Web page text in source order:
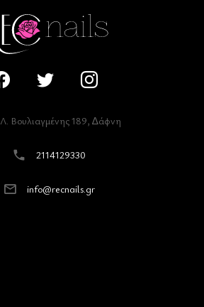
Λ. Βουλιαγµένης 189, ∆άφνη
2114129330
info@recnails.gr